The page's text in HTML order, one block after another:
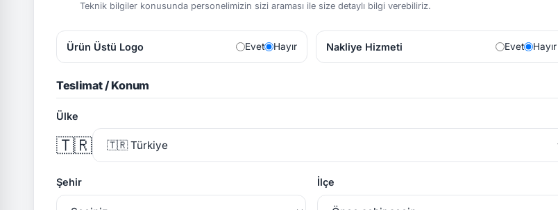
Teknik bilgiler konusunda personelimizin sizi araması ile size detaylı bilgi verebiliriz.
Ürün Üstü Logo Evet Hayır Nakliye Hizmeti Evet Hayır
Teslimat / Konum
Ülke
🇹🇷
Şehir İlçe